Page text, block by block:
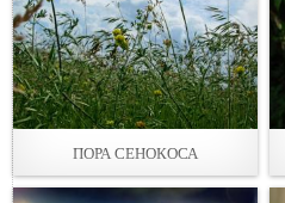
ПОРА СЕНОКОСА